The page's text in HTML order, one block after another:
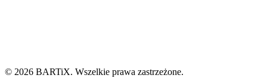
© 2026 BARTiX. Wszelkie prawa zastrzeżone.